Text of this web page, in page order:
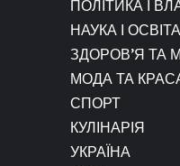
ПОЛІТИКА І
НАУКА І ОСВІТА
ЗДОРОВ’Я ТА
МОДА ТА
СПОРТ
КУЛІНАРІЯ
УКРАЇНА